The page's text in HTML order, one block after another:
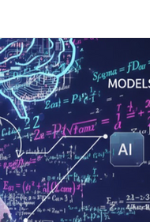
World
Światowy
info